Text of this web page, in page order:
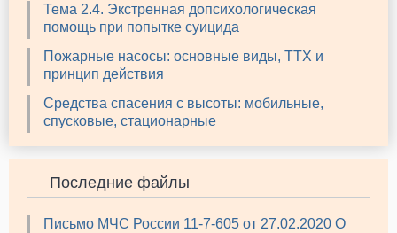
Тема 2.4. Экстренная допсихологическая
помощь при попытке суицида
Пожарные насосы: основные виды, ТТХ и
принцип действия
Средства спасения с высоты: мобильные,
спусковые, стационарные
Последние файлы
Письмо МЧС России 11-7-605 от 27.02.2020 О